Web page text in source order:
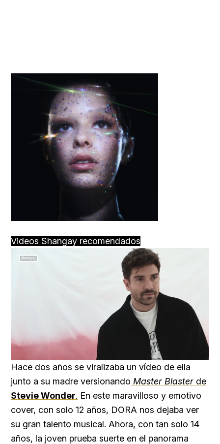
Videos Shangay recomendados
100.00%
Hace dos años se viralizaba un vídeo de ella
junto a su madre versionando Master Blaster de
Stevie Wonder. En este maravilloso y emotivo
cover, con solo 12 años, DORA nos dejaba ver
su gran talento musical. Ahora, con tan solo 14
años, la joven prueba suerte en el panorama